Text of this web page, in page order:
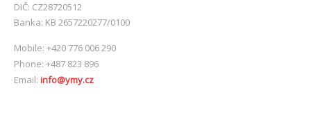
DIČ: CZ28720512
Banka: KB 2657220277/0100
Mobile: +420 776 006 290
Phone: +487 823 896
Email: info@ymy.cz